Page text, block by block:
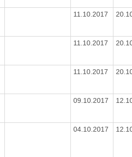
11.10.2017
11.10.2017
11.10.2017
09.10.2017
04.10.2017